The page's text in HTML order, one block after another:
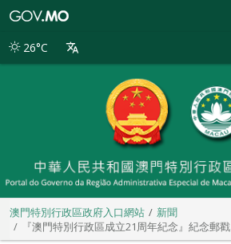
別
26°C
澳門特別行政區政府入口網站
新聞
『澳門特別行政區成立21周年紀念』紀念郵戳